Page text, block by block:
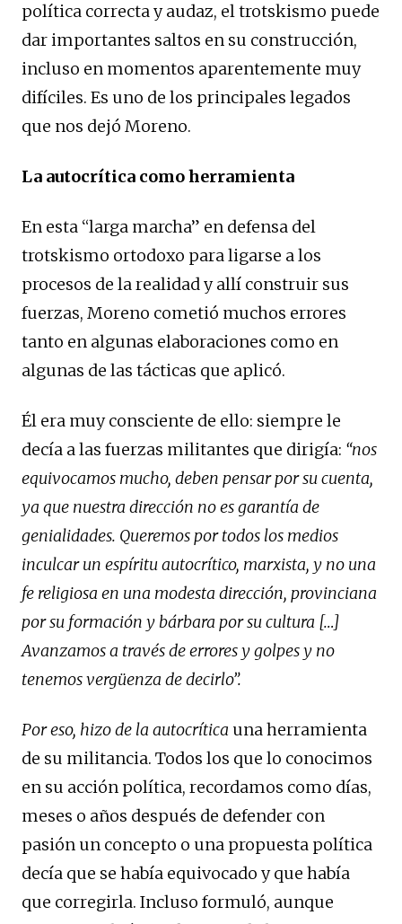
política correcta y audaz, el trotskismo puede
dar importantes saltos en su construcción,
incluso en momentos aparentemente muy
difíciles. Es uno de los principales legados
que nos dejó Moreno.
La autocrítica como herramienta
En esta “larga marcha” en defensa del
trotskismo ortodoxo para ligarse a los
procesos de la realidad y allí construir sus
fuerzas, Moreno cometió muchos errores
tanto en algunas elaboraciones como en
algunas de las tácticas que aplicó.
Él era muy consciente de ello: siempre le
decía a las fuerzas militantes que dirigía: “nos
equivocamos mucho, deben pensar por su cuenta,
ya que nuestra dirección no es garantía de
genialidades. Queremos por todos los medios
inculcar un espíritu autocrítico, marxista, y no una
fe religiosa en una modesta dirección, provinciana
por su formación y bárbara por su cultura […]
Avanzamos a través de errores y golpes y no
tenemos vergüenza de decirlo”.
Por eso, hizo de la autocrítica una herramienta
de su militancia. Todos los que lo conocimos
en su acción política, recordamos como días,
meses o años después de defender con
pasión un concepto o una propuesta política
decía que se había equivocado y que había
que corregirla. Incluso formuló, aunque